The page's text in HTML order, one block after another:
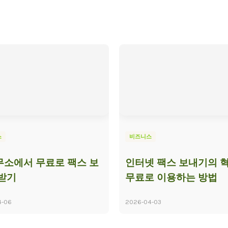
소에서 무료로 팩스 보
기
06
비즈니스
인터넷 팩스 보내기의
무료로 이용하는 방법
2026-04-03